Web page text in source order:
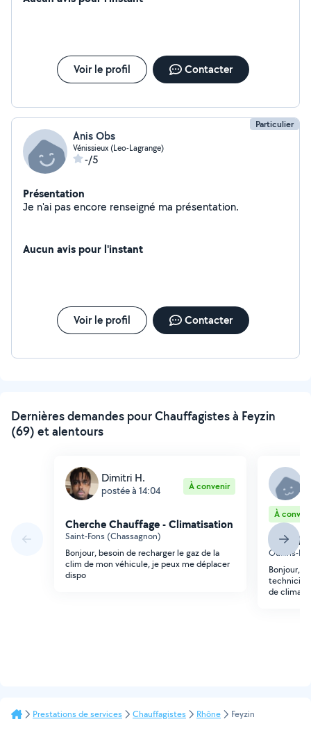
Voir le profil Contacter
Particulier
Anis Obs
Vénissieux (Leo-Lagrange)
-/5
Présentation
Je n'ai pas encore renseigné ma présentation.
Aucun avis pour l'instant
Voir le profil Contacter
Dernières demandes pour Chauffagistes à Feyzin
(69) et alentours
Dimitri H.
postée à 14:04 À convenir
Cherche Chauffage - Climatisation
Saint-Fons (Chassagnon)
Bonjour, besoin de recharger le gaz de la
clim de mon véhicule, je peux me déplacer
dispo
À
Oullins-
Bonjour,
technicien
de
Prestations de services Chauffagistes Rhône Feyzin